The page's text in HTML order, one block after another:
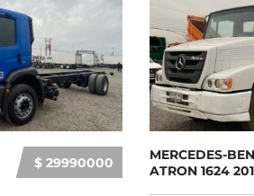
$ 29990000
MERCEDES-
ATRON 1624